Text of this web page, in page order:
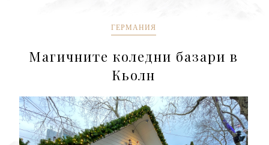
ГЕРМАНИЯ
Магичните коледни базари в
Кьолн